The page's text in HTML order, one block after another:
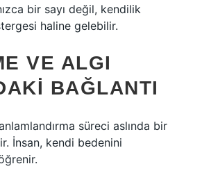
bir sayı değil, kendilik
haline gelebilir.
VE ALGI
BAĞLANTI
süreci aslında bir
İnsan, kendi bedenini